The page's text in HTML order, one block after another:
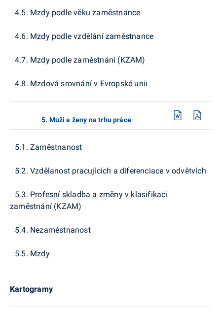
4.5. Mzdy podle věku zaměstnance
4.6. Mzdy podle vzdělání zaměstnance
4.7. Mzdy podle zaměstnání (KZAM)
4.8. Mzdová srovnání v Evropské unii
5. Muži a ženy na trhu práce
5.1. Zaměstnanost
5.2. Vzdělanost pracujících a diferenciace v odvětvích
5.3. Profesní skladba a změny v klasifikaci
zaměstnání (KZAM)
5.4. Nezaměstnanost
5.5. Mzdy
Kartogramy